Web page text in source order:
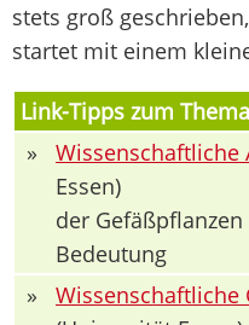
stets groß
startet mit einem
Link-Tipps zum Thema
»
Wissenschaftliche
Essen)
der
Bedeutung
»
Wissenschaftliche